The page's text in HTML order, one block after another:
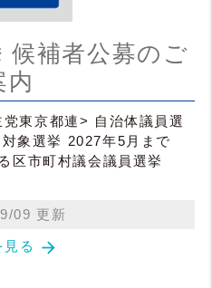
候補者公募のご
内
東京都連> 自治体議員選
象選挙 2027年5月まで
区市町村議会議員選挙
09 更新
る arrow_forward